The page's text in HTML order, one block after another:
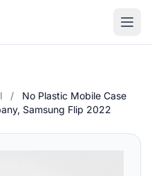
/
No Plastic Mobile Case
Samsung Flip 2022